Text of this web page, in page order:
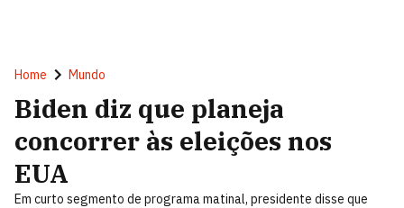
Home Mundo
Biden diz que planeja
concorrer às eleições nos
EUA
Em curto segmento de programa matinal, presidente disse que